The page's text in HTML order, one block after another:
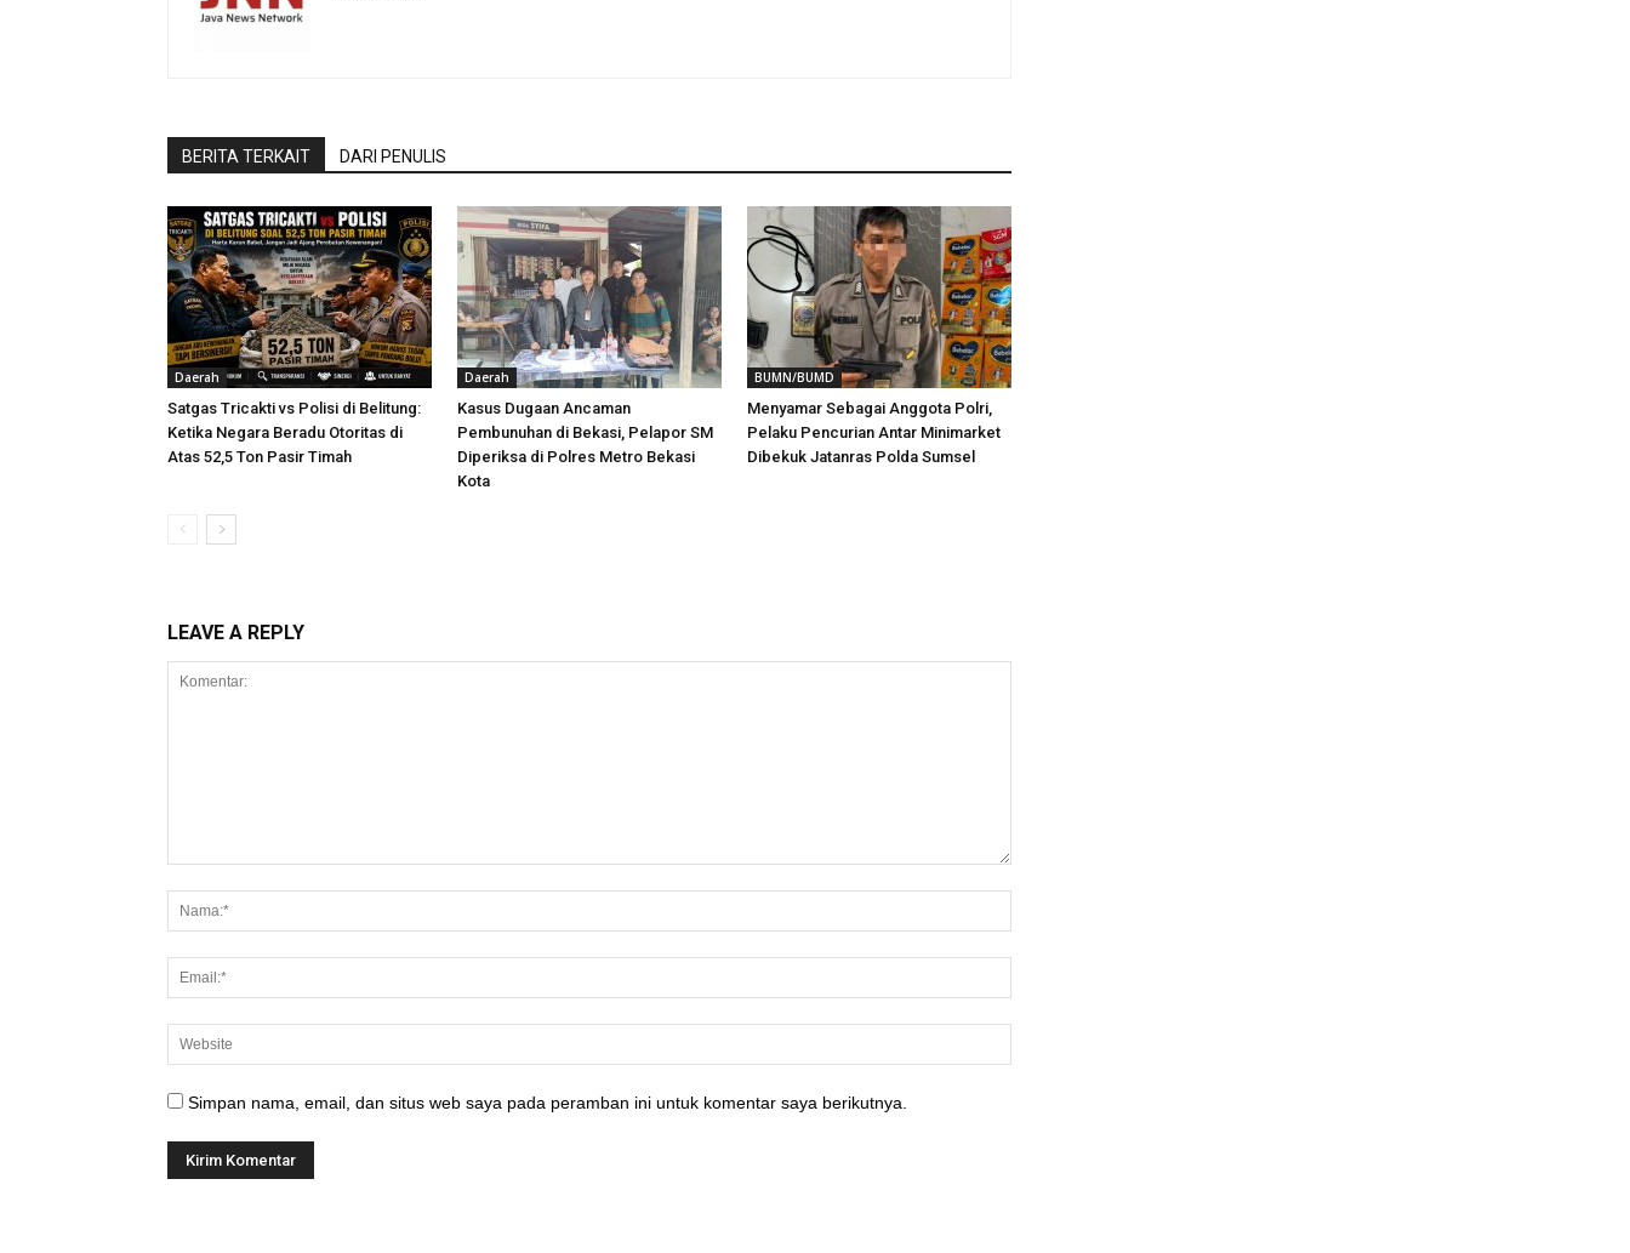
BERITA TERKAIT DARI PENULIS
Daerah
Satgas Tricakti vs Polisi di Belitung:
Ketika Negara Beradu Otoritas di
Atas 52,5 Ton Pasir Timah
Daerah
Kasus Dugaan Ancaman
Pembunuhan di Bekasi, Pelapor SM
Diperiksa di Polres Metro Bekasi
Kota
BUMN/BUMD
Menyamar Sebagai Anggota Polri,
Pelaku Pencurian Antar Minimarket
Dibekuk Jatanras Polda Sumsel
LEAVE A REPLY
Simpan nama, email, dan situs web saya pada peramban ini untuk komentar saya berikutnya.